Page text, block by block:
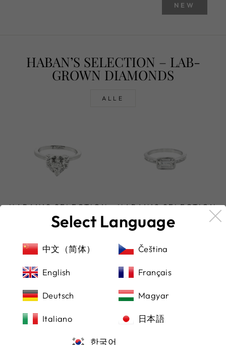
NEW
HABAN’S SELECTION – LAB-
GROWN DIAMONDS
ALLE
HABAN’S SELECTION
– LAB-GROWN
DIAMANT RING 3,19
€4.400,00
HABAN’S SELECTION
DIAMANT RING 1,52
€2.800,00
Select Language
中文（简体） Čeština
English Français
Deutsch Magyar
Italiano 日本語
한국어